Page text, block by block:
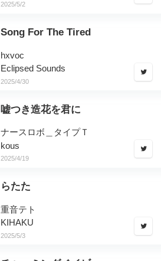
2025/5/2
Song For The Tired
hxvoc
Eclipsed Sounds
2025/4/30
嘘つき造花を君に
ナースロボ＿タイプＴ
kous
2025/4/19
らたた
重音テト
KIHAKU
2025/5/3